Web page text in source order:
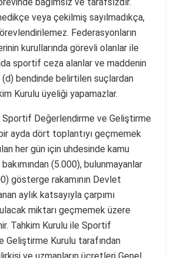
veya çekilmiş sayılmadıkça,
Federasyonların
kurullarında görevli olanlar ile
sportif ceza alanlar ve maddenin
(d) bendinde belirtilen suçlardan
Kurulu üyeliği yapamazlar.
Sportif Değerlendirme ve Geliştirme
ayda dört toplantıyı geçmemek
her gün için uhdesinde kamu
(5.000), bulunmayanlar
gösterge rakamının Devlet
aylık katsayıyla çarpımı
miktarı geçmemek üzere
Tahkim Kurulu ile Sportif
Geliştirme Kurulu tarafından